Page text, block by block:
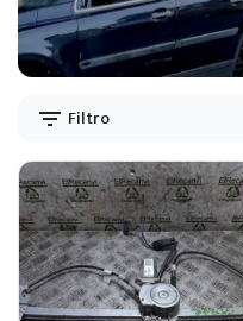
Filtro